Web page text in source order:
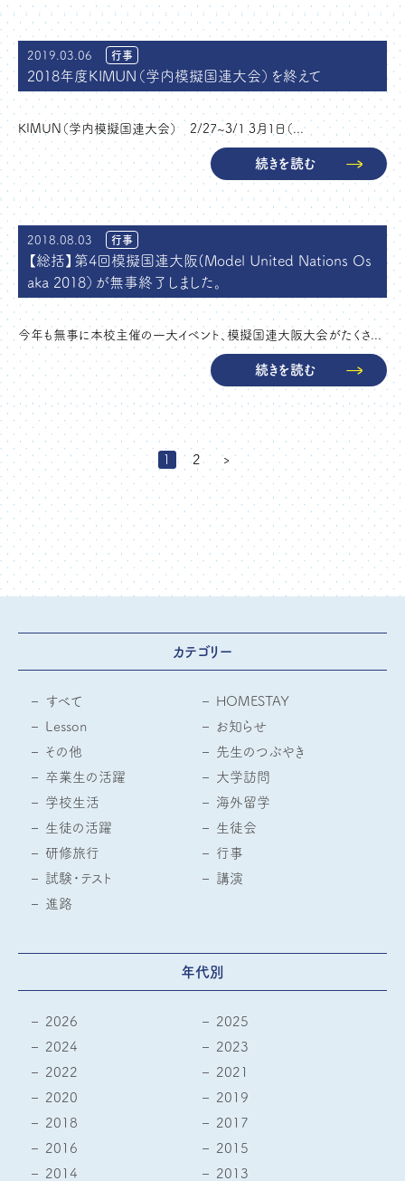
2019.03.06 行事
2018年度KIMUN（学内模擬国連大会）を終えて
KIMUN（学内模擬国連大会） 2/27~3/1 3月1日（...
続きを読む
2018.08.03 行事
【総括】第4回模擬国連大阪(Model United Nations Os
aka 2018）が無事終了しました。
今年も無事に本校主催の一大イベント、模擬国連大阪大会がたくさ...
続きを読む
1 2 ›
カテゴリー
すべて
HOMESTAY
Lesson
お知らせ
その他
先生のつぶやき
卒業生の活躍
大学訪問
学校生活
海外留学
生徒の活躍
生徒会
研修旅行
行事
試験・テスト
講演
進路
年代別
2026
2025
2024
2023
2022
2021
2020
2019
2018
2017
2016
2015
2014
2013